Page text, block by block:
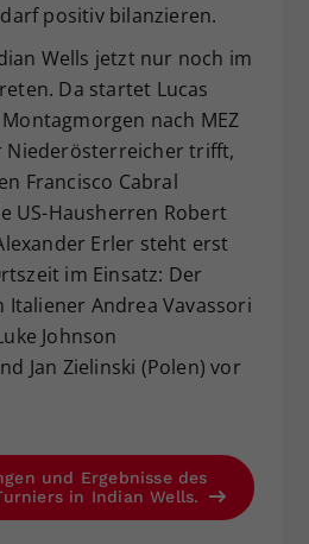
positiv bilanzieren.
Wells jetzt nur noch im
Da startet Lucas
nach MEZ
Niederösterreicher trifft,
Francisco Cabral
US-Hausherren Robert
Erler steht erst
im Einsatz: Der
Andrea Vavassori
Johnson
Jan Zielinski (Polen) vor
und Ergebnisse des
in Indian Wells.